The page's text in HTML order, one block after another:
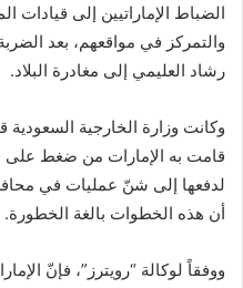
الضباط الإماراتيين إلى قيادات
والتمركز في مواقعهم، بعد
رشاد العليمي إلى مغادرة البلاد.
وكانت وزارة الخارجية السعودية
قامت به الإمارات من ضغط على
لدفعها إلى شنّ عمليات في
أن هذه الخطوات بالغة الخطورة.
ووفقاً لوكالة “رويترز”، فإنّ